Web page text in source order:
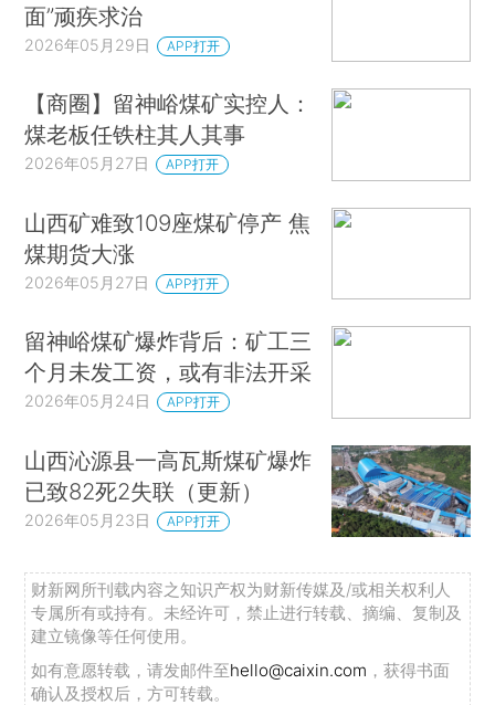
面”顽疾求治
2026年05月29日 APP打开
【商圈】留神峪煤矿实控人：
煤老板任铁柱其人其事
2026年05月27日 APP打开
山西矿难致109座煤矿停产 焦
煤期货大涨
2026年05月27日 APP打开
留神峪煤矿爆炸背后：矿工三
个月未发工资，或有非法开采
2026年05月24日 APP打开
山西沁源县一高瓦斯煤矿爆炸
已致82死2失联（更新）
2026年05月23日 APP打开
财新网所刊载内容之知识产权为财新传媒及/或相关权利人
专属所有或持有。未经许可，禁止进行转载、摘编、复制及
建立镜像等任何使用。
如有意愿转载，请发邮件至hello@caixin.com ，获得书面
确认及授权后，方可转载。